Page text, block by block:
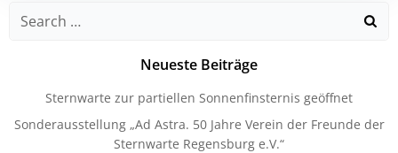
Search
Neueste Beiträge
Sternwarte zur partiellen Sonnenfinsternis geöffnet
Sonderausstellung „Ad Astra. 50 Jahre Verein der Freunde der
Sternwarte Regensburg e.V.“